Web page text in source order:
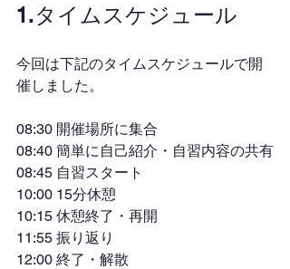
1.タイムスケジュール
今回は下記のタイムスケジュールで開
催しました。
08:30 開催場所に集合
08:40 簡単に自己紹介・自習内容の共有
08:45 自習スタート
10:00 15分休憩
10:15 休憩終了・再開
11:55 振り返り
12:00 終了・解散